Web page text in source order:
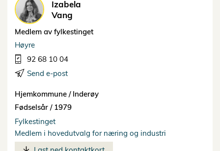
Izabela
Vang
Medlem av fylkestinget
Høyre
92 68 10 04
Send e-post
Hjemkommune / Inderøy
Fødselsår / 1979
Fylkestinget
Medlem i hovedutvalg for næring og industri